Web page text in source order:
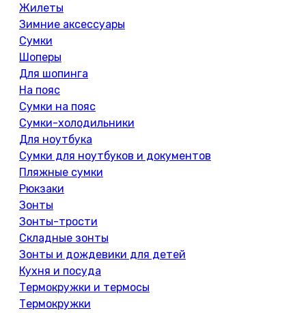
Жилеты
Зимние аксессуары
Сумки
Шоперы
Для шопинга
На пояс
Сумки на пояс
Сумки-холодильники
Для ноутбука
Сумки для ноутбуков и документов
Пляжные сумки
Рюкзаки
Зонты
Зонты-трости
Складные зонты
Зонты и дождевики для детей
Кухня и посуда
Термокружки и термосы
Термокружки